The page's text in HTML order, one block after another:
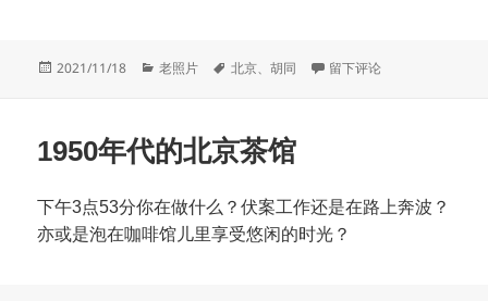
发
2021/11/18
分
老照片
标
北京、胡同 于前门大街上的胡同门头
留下评论
1950年代的北京茶馆
下午3点53分你在做什么？伏案工作还是在路上奔波？
亦或是泡在咖啡馆儿里享受悠闲的时光？